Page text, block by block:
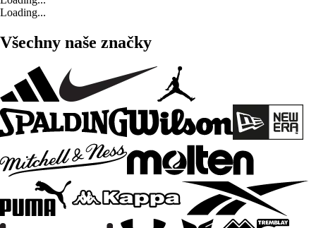
Loading...
Všechny naše značky